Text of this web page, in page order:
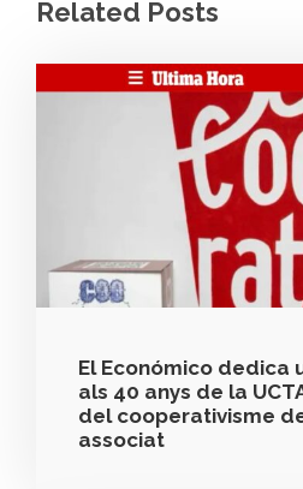
Related Posts
El Económico dedica
als 40 anys de la
del cooperativisme
associat